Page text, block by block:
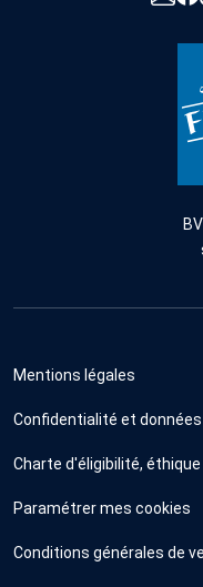
Mentions légales
Confidentialité et
Charte d'éligibilité,
Paramétrer mes cookies
Conditions générales de